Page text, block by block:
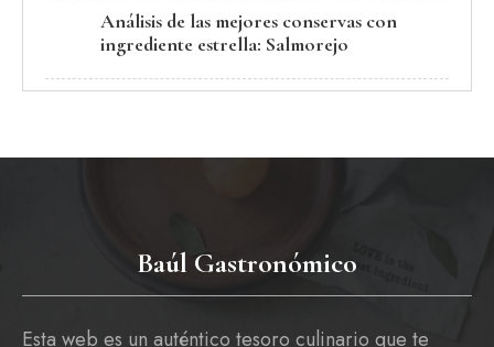
Análisis de las mejores conservas con
ingrediente estrella: Salmorejo
Baúl Gastronómico
Esta web es un auténtico tesoro culinario que te